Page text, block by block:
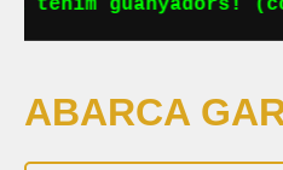
tenim guanyadors!
ABARCA